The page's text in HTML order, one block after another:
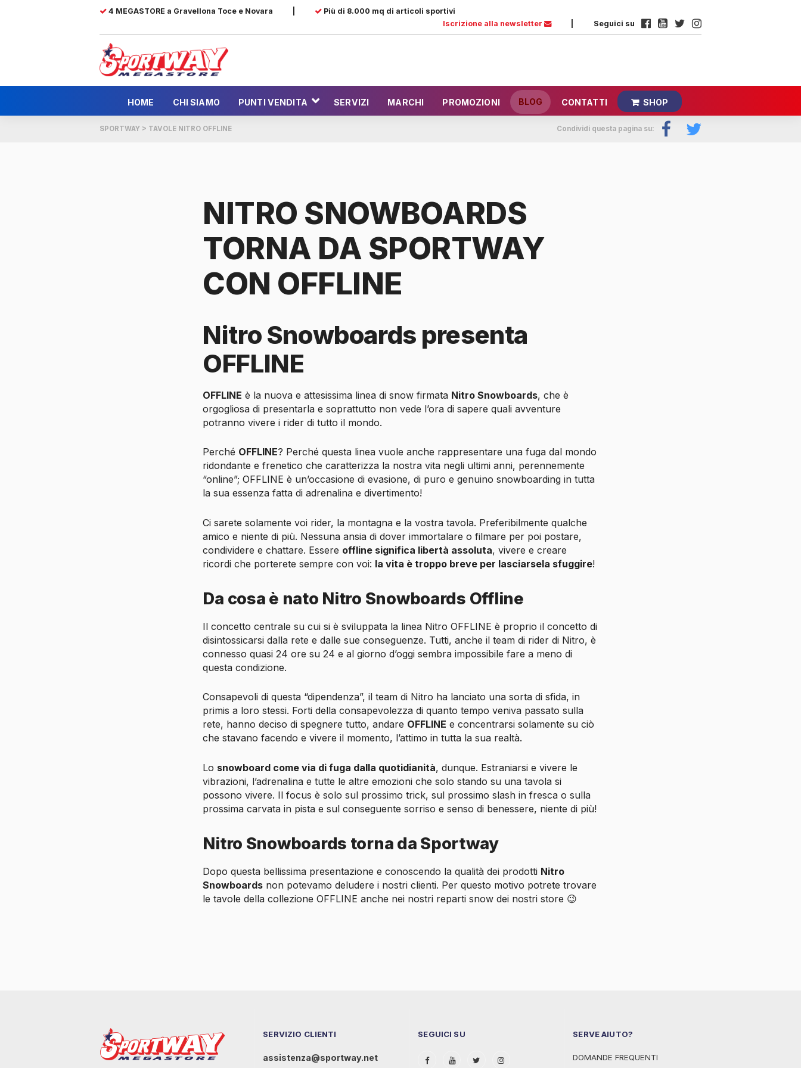
4 MEGASTORE a Gravellona Toce e Novara
Più di 8.000 mq di articoli sportivi
Iscrizione alla newsletter
Seguici su
HOME CHI SIAMO PUNTI VENDITA SERVIZI MARCHI PROMOZIONI BLOG CONTATTI SHOP
SPORTWAY > TAVOLE NITRO OFFLINE Condividi questa pagina su:
NITRO SNOWBOARDS
TORNA DA SPORTWAY
CON OFFLINE
Nitro Snowboards presenta
OFFLINE
OFFLINE è la nuova e attesissima linea di snow firmata Nitro Snowboards, che è
orgogliosa di presentarla e soprattutto non vede l’ora di sapere quali avventure
potranno vivere i rider di tutto il mondo.
Perché OFFLINE? Perché questa linea vuole anche rappresentare una fuga dal mondo
ridondante e frenetico che caratterizza la nostra vita negli ultimi anni, perennemente
“online”; OFFLINE è un’occasione di evasione, di puro e genuino snowboarding in tutta
la sua essenza fatta di adrenalina e divertimento!
Ci sarete solamente voi rider, la montagna e la vostra tavola. Preferibilmente qualche
amico e niente di più. Nessuna ansia di dover immortalare o filmare per poi postare,
condividere e chattare. Essere offline significa libertà assoluta, vivere e creare
ricordi che porterete sempre con voi: la vita è troppo breve per lasciarsela sfuggire!
Da cosa è nato Nitro Snowboards Offline
Il concetto centrale su cui si è sviluppata la linea Nitro OFFLINE è proprio il concetto di
disintossicarsi dalla rete e dalle sue conseguenze. Tutti, anche il team di rider di Nitro, è
connesso quasi 24 ore su 24 e al giorno d’oggi sembra impossibile fare a meno di
questa condizione.
Consapevoli di questa “dipendenza”, il team di Nitro ha lanciato una sorta di sfida, in
primis a loro stessi. Forti della consapevolezza di quanto tempo veniva passato sulla
rete, hanno deciso di spegnere tutto, andare OFFLINE e concentrarsi solamente su ciò
che stavano facendo e vivere il momento, l’attimo in tutta la sua realtà.
Lo snowboard come via di fuga dalla quotidianità, dunque. Estraniarsi e vivere le
vibrazioni, l’adrenalina e tutte le altre emozioni che solo stando su una tavola si
possono vivere. Il focus è solo sul prossimo trick, sul prossimo slash in fresca o sulla
prossima carvata in pista e sul conseguente sorriso e senso di benessere, niente di più!
Nitro Snowboards torna da Sportway
Dopo questa bellissima presentazione e conoscendo la qualità dei prodotti Nitro
Snowboards non potevamo deludere i nostri clienti. Per questo motivo potrete trovare
le tavole della collezione OFFLINE anche nei nostri reparti snow dei nostri store 😉
SERVIZIO CLIENTI
assistenza@sportway.net
SEGUICI SU SERVE AIUTO?
DOMANDE FREQUENTI